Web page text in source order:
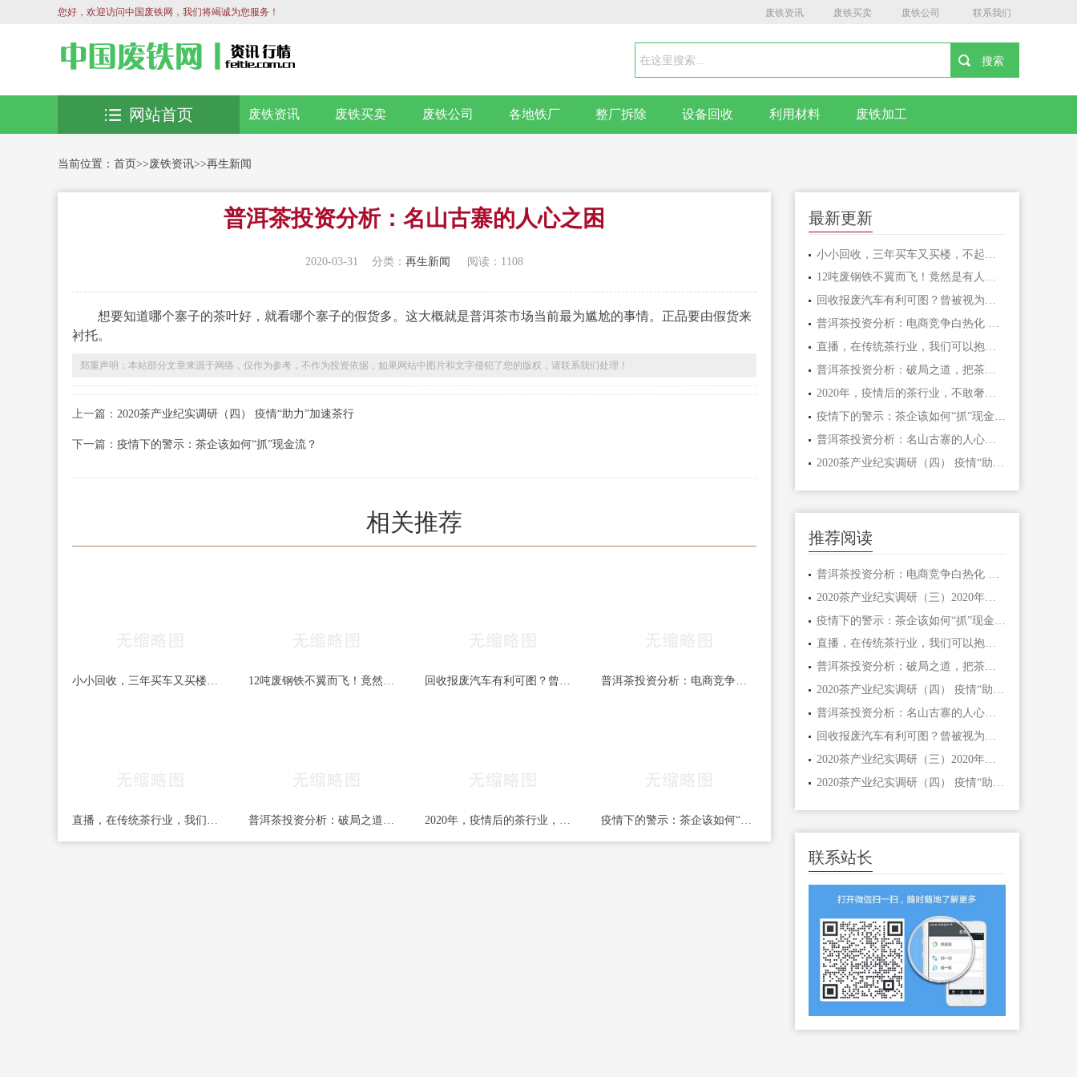
您好，欢迎访问中国废铁网，我们将竭诚为您服务！ 废铁资讯 废铁买卖 废铁公司 联系我们
废铁资讯 废铁买卖 废铁公司 各地铁厂 整厂拆除 设备回收 利用材料 废铁加工
网站首页
当前位置： 首页>>废铁资讯>>再生新闻
普洱茶投资分析：名山古寨的人心之困
2020-03-31 分类： 再生新闻 阅读：1108
想要知道哪个寨子的茶叶好，就看哪个寨子的假货多。这大概就是普洱茶市场当前最为尴尬的事情。正品要由假货来
衬托。
郑重声明：本站部分文章来源于网络，仅作为参考，不作为投资依据，如果网站中图片和文字侵犯了您的版权，请联系我们处理！
上一篇： 2020茶产业纪实调研（四） 疫情“助力”加速茶行
下一篇： 疫情下的警示：茶企该如何“抓”现金流？
相关推荐
普洱茶投资分析：电商竞争白热化 如何才能脱颖
疫情下的警示：茶企该如何“抓”现金流？
最新更新
12吨废钢铁不翼而飞！竟然是有人偷了“自家院子”！
回收报废汽车有利可图？曾被视为废铁，今可卖上万，许多人却忽略
普洱茶投资分析：电商竞争白热化 如何才能脱颖
直播，在传统茶行业，我们可以抱有更多期待吗
普洱茶投资分析：破局之道，把茶打造成生活必
2020年，疫情后的茶行业，不敢奢望增长！
疫情下的警示：茶企该如何“抓”现金流？
普洱茶投资分析：名山古寨的人心之困
推荐阅读
2020茶产业纪实调研（三）2020年春茶价格不会涨！
直播，在传统茶行业，我们可以抱有更多期待吗
普洱茶投资分析：破局之道，把茶打造成生活必
2020茶产业纪实调研（四） 疫情“助力”加速茶行
普洱茶投资分析：名山古寨的人心之困
回收报废汽车有利可图？曾被视为废铁，今可卖上万，许多人却忽略
2020茶产业纪实调研（三）2020年春茶价格不会涨！
联系站长